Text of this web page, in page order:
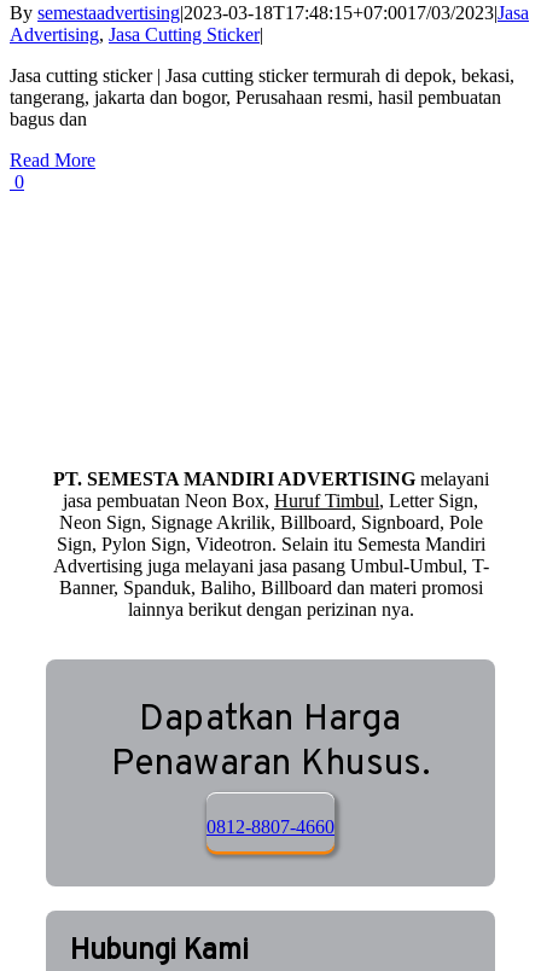
By semestaadvertising|2023-03-18T17:48:15+07:0017/03/2023|Jasa
Advertising, Jasa Cutting Sticker|
Jasa cutting sticker | Jasa cutting sticker termurah di depok, bekasi,
tangerang, jakarta dan bogor, Perusahaan resmi, hasil pembuatan
bagus dan
Read More
0
PT. SEMESTA MANDIRI ADVERTISINGmelayani
jasa pembuatan Neon Box, Huruf Timbul, Letter Sign,
Neon Sign, Signage Akrilik, Billboard, Signboard, Pole
Sign, Pylon Sign, Videotron. Selain itu Semesta Mandiri
Advertising juga melayani jasa pasang Umbul-Umbul, T-
Banner, Spanduk, Baliho, Billboard dan materi promosi
lainnya berikut dengan perizinan nya.
Dapatkan Harga
Penawaran Khusus.
0812-8807-4660
Hubungi Kami